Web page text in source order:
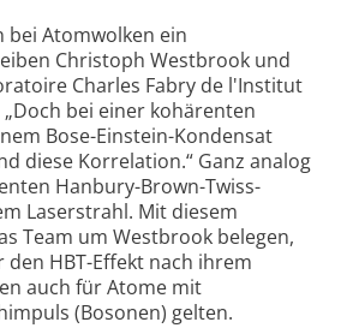
bei Atomwolken ein
Christoph Westbrook und
Charles Fabry de l'Institut
bei einer kohärenten
Bose-Einstein-Kondensat
diese Korrelation.“ Ganz analog
Hanbury-Brown-Twiss-
Laserstrahl. Mit diesem
Team um Westbrook belegen,
den HBT-Effekt nach ihrem
auch für Atome mit
(Bosonen) gelten.